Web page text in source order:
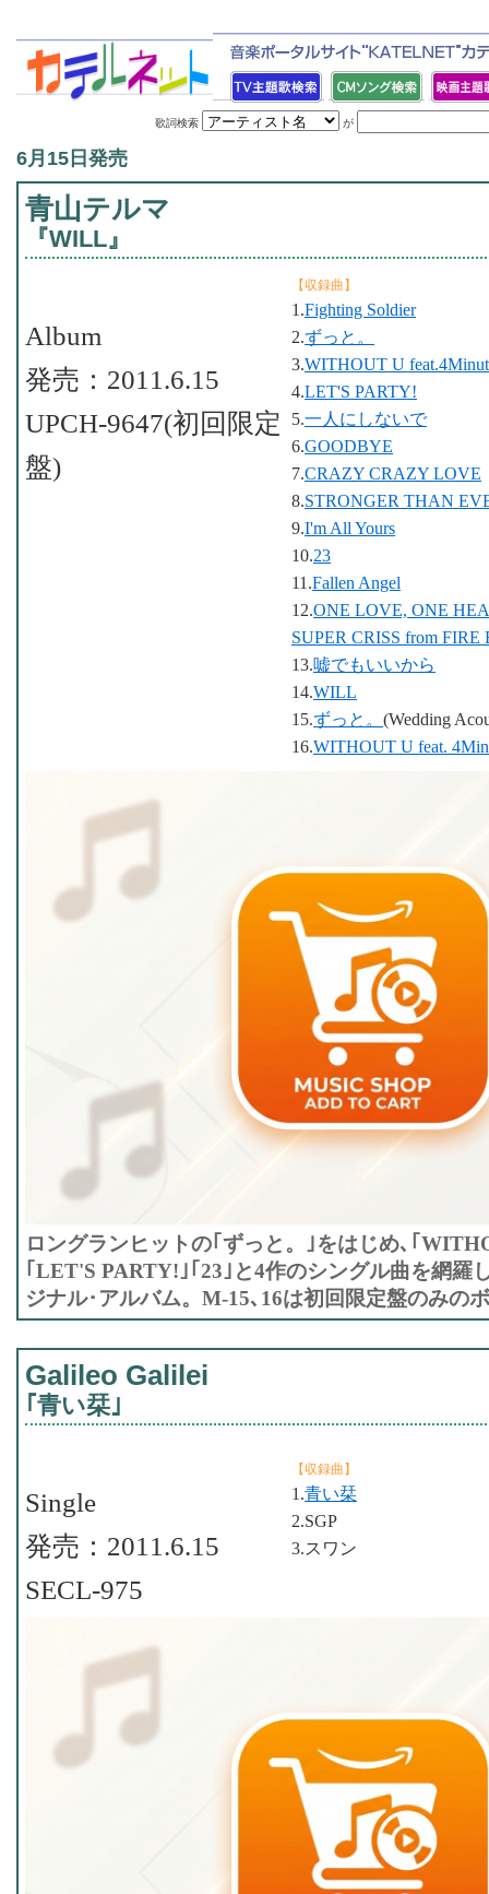
歌詞検索 が
6月15日発売
青山テルマ
『WILL』
【収録曲】
1.Fighting Soldier
2.ずっと。
3.WITHOUT U
4.LET'S PARTY!
5.一人にしないで
6.GOODBYE
7.CRAZY CRAZY LOVE
8.STRONGER THAN
9.I'm All Yours
10.23
11.Fallen Angel
12.ONE LOVE, ONE
SUPER CRISS from
13.嘘でもいいから
14.WILL
15.ずっと。 (Wedding
16.WITHOUT U feat.
Album
発売：2011.6.15
UPCH-9647(初回限定
盤)
ロングランヒットの｢ずっと。｣をはじめ､｢
｢LET'S PARTY!｣｢23｣と4作のシングル曲を網羅
ジナル･アルバム。M-15､16は初回限定盤のみの
Galileo Galilei
｢青い栞｣
【収録曲】
1.青い栞
2.SGP
3.スワン
Single
発売：2011.6.15
SECL-975